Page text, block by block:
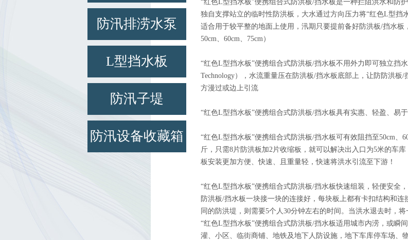
防汛排涝水泵
L型挡水板
防汛子堤
防汛设备收藏箱
“红色L型挡水板”便携组合式防洪板/挡水板是一种拦阻洪水和防
独自支撑站立的临时性防洪板，大水通过方向压力将“红色L型挡
适合用于较平整的地面上使用，汛期只要提前备好防洪板/挡水
50cm、60cm、75cm）
“红色L型挡水板”便携组合式防洪板/挡水板不用外力即可独立挡
Technology），水流重量压在防洪板/挡水板底部上，让防防洪
方漫过或边上引流
“红色L型挡水板”便携组合式防洪板/挡水板具有实惠、轻盈、易
“红色L型挡水板”便携组合式防洪板/挡水板可有效阻挡至50cm、
斤，只需8片防洪板加2片收缩板，就可以解决出入口为5米的车
板安装更加方便、快速、且重量轻，快速将洪水引流至下游！
“红色L型挡水板”便携组合式防洪板/挡水板快速组装，轻便安全
防洪板/挡水板一块接一块的连接好，每块板上都有卡扣结构和
同的防洪堤，则需要5个人30分钟左右的时间。当洪水退去时，将
“红色L型挡水板”便携组合式防洪板/挡水板适用城市内涝，或瞬
灌、小区、临街商铺、地铁及地下人防设施，地下车库停车场